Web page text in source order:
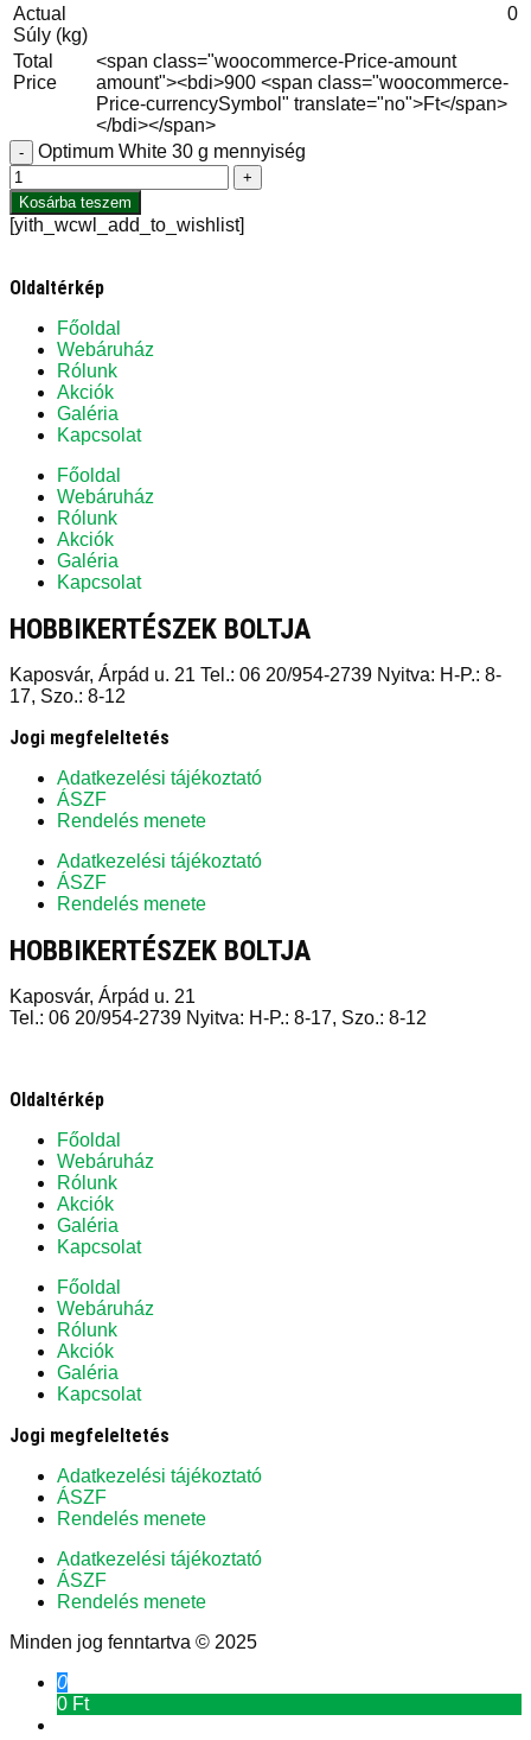
Actual
Súly (kg)
0
Total
Price
<span class="woocommerce-Price-amount
amount"><bdi>900 <span class="woocommerce-
Price-currencySymbol" translate="no">Ft</span>
</bdi></span>
- Optimum White 30 g mennyiség
+
Kosárba teszem
[yith_wcwl_add_to_wishlist]
Oldaltérkép
Főoldal
Webáruház
Rólunk
Akciók
Galéria
Kapcsolat
Főoldal
Webáruház
Rólunk
Akciók
Galéria
Kapcsolat
HOBBIKERTÉSZEK BOLTJA
Kaposvár, Árpád u. 21 Tel.: 06 20/954-2739 Nyitva: H-P.: 8-
17, Szo.: 8-12
Jogi megfeleltetés
Adatkezelési tájékoztató
ÁSZF
Rendelés menete
Adatkezelési tájékoztató
ÁSZF
Rendelés menete
HOBBIKERTÉSZEK BOLTJA
Kaposvár, Árpád u. 21
Tel.: 06 20/954-2739 Nyitva: H-P.: 8-17, Szo.: 8-12
Oldaltérkép
Főoldal
Webáruház
Rólunk
Akciók
Galéria
Kapcsolat
Főoldal
Webáruház
Rólunk
Akciók
Galéria
Kapcsolat
Jogi megfeleltetés
Adatkezelési tájékoztató
ÁSZF
Rendelés menete
Adatkezelési tájékoztató
ÁSZF
Rendelés menete
Minden jog fenntartva © 2025
0
0 Ft